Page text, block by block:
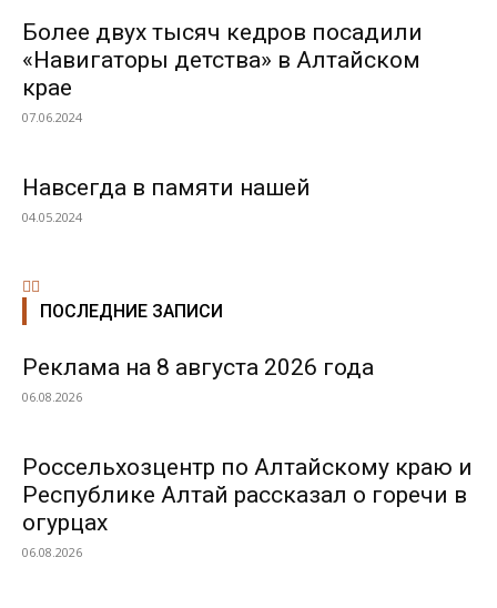
Более двух тысяч кедров посадили
«Навигаторы детства» в Алтайском
крае
07.06.2024
Навсегда в памяти нашей
04.05.2024
ПОСЛЕДНИЕ ЗАПИСИ
Реклама на 8 августа 2026 года
06.08.2026
Россельхозцентр по Алтайскому краю и
Республике Алтай рассказал о горечи в
огурцах
06.08.2026